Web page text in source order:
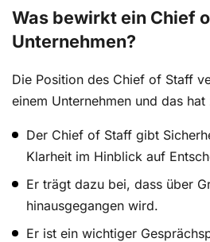
Was bewirkt ein Chief
Unternehmen?
Die Position des Chief of Staff
einem Unternehmen und das
Der Chief of Staff gibt
Klarheit im Hinblick auf
Er trägt dazu bei, dass über
hinausgegangen wird.
Er ist ein wichtiger